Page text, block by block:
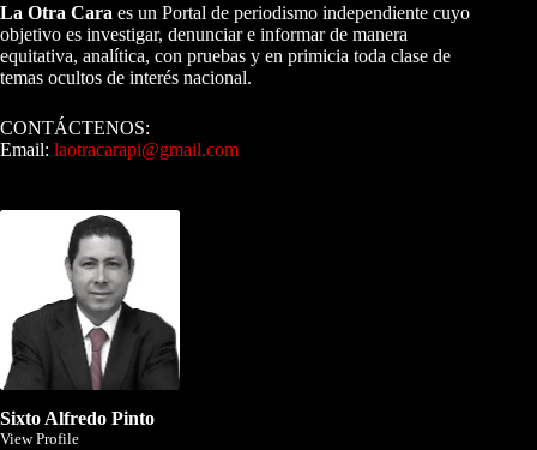
La Otra Cara es un Portal de periodismo independiente cuyo
objetivo es investigar, denunciar e informar de manera
equitativa, analítica, con pruebas y en primicia toda clase de
temas ocultos de interés nacional.
CONTÁCTENOS:
Email: laotracarapi@gmail.com
Sixto Alfredo Pinto
View Profile